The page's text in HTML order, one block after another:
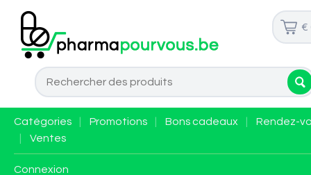
€
Catégories Promotions Bons cadeaux
Rendez-
Ventes
Connexion